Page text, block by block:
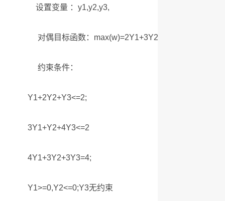
设置变量 ：y1,y2,y3,
对偶目标函数：max(w)=2Y1+3Y2+5Y3;
约束条件：
Y1+2Y2+Y3<=2;
3Y1+Y2+4Y3<=2
4Y1+3Y2+3Y3=4;
Y1>=0,Y2<=0;Y3无约束